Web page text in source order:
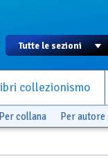
collezionismo
Per collana Per autore